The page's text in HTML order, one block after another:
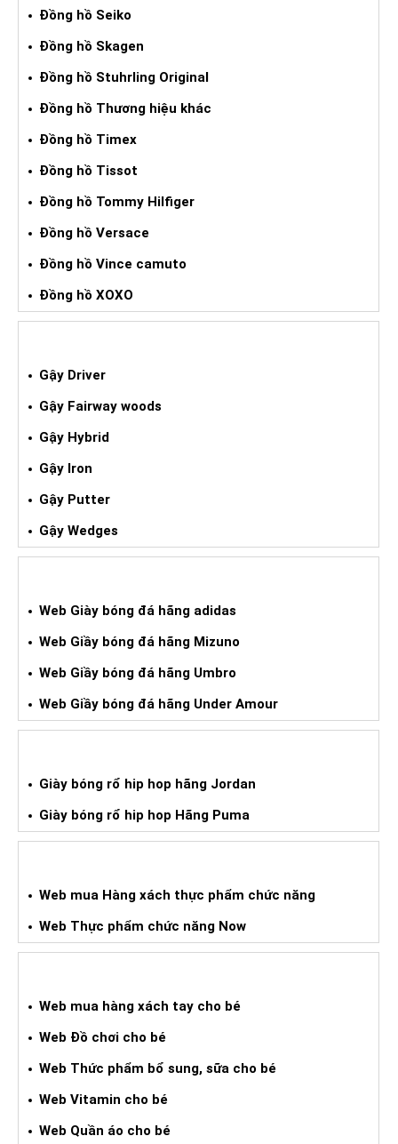
Đồng hồ Seiko
Đồng hồ Skagen
Đồng hồ Stuhrling Original
Đồng hồ Thương hiệu khác
Đồng hồ Timex
Đồng hồ Tissot
Đồng hồ Tommy Hilfiger
Đồng hồ Versace
Đồng hồ Vince camuto
Đồng hồ XOXO
Gậy Driver
Gậy Fairway woods
Gậy Hybrid
Gậy Iron
Gậy Putter
Gậy Wedges
Web Giày bóng đá hãng adidas
Web Giầy bóng đá hãng Mizuno
Web Giầy bóng đá hãng Umbro
Web Giầy bóng đá hãng Under Amour
Giày bóng rổ hip hop hãng Jordan
Giày bóng rổ hip hop Hãng Puma
Web mua Hàng xách thực phẩm chức năng
Web Thực phẩm chức năng Now
Web mua hàng xách tay cho bé
Web Đồ chơi cho bé
Web Thức phẩm bổ sung, sữa cho bé
Web Vitamin cho bé
Web Quần áo cho bé